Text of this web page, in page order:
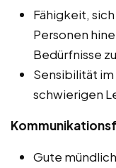
Fähigkeit,
Personen
Bedürfnisse
Sensibilität
schwierigen
Gute